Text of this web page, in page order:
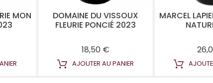
MON
DOMAINE DU VISSOUX
FLEURIE PONCIÉ 2023
18,50 €Prix
AJOUTER AU PANIER
MARCEL